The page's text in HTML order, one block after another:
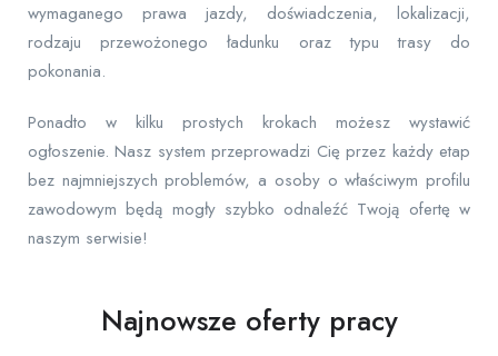
wymaganego prawa jazdy, doświadczenia, lokalizacji,
rodzaju przewożonego ładunku oraz typu trasy do
pokonania.
Ponadto w kilku prostych krokach możesz wystawić
ogłoszenie. Nasz system przeprowadzi Cię przez każdy etap
bez najmniejszych problemów, a osoby o właściwym profilu
zawodowym będą mogły szybko odnaleźć Twoją ofertę w
naszym serwisie!
Najnowsze oferty pracy